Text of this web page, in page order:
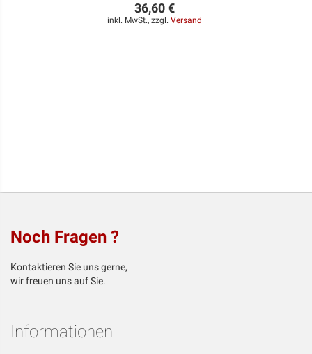
36,60 €
inkl. MwSt., zzgl. Versand
Noch Fragen ?
Kontaktieren Sie uns gerne,
wir freuen uns auf Sie.
Informationen